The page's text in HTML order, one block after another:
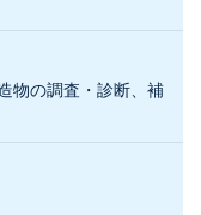
物の調査・診断、補